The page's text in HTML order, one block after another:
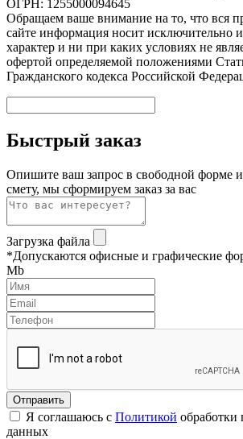
ОГРН: 1255000094645
Обращаем ваше внимание на то, что вся
сайте информация носит исключительно
характер и ни при каких условиях не
офертой определяемой положениями
Гражданского кодекса Российской
Быстрый заказ
Опишите ваш запрос в свободной форме
смету, мы сформируем заказ за вас
Загрузка файла
*Допускаются офисные и графические
Mb
Я соглашаюсь с Политикой обработки
данных